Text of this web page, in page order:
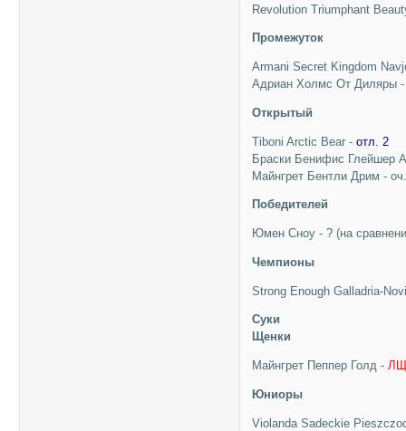
Revolution Triumphant
Промежуток
Armani Secret Kingdom
Адриан Холмс От Диляры
Открытый
Tiboni Arctic Bear -отл. 2
Браски Бенифис Глейшер
Майнгрет Бентли Дрим -
Победителей
Юмен Сноу - ? (на
Чемпионы
Strong Enough Galladria-
Суки
Щенки
Майнгрет Пеппер Голд -
Юниоры
Violanda Sadeckie